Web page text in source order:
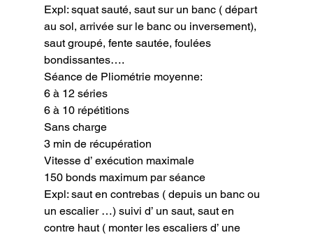
Expl: squat sauté, saut sur un banc ( départ
au sol, arrivée sur le banc ou inversement),
saut groupé, fente sautée, foulées
bondissantes….
Séance de Pliométrie moyenne:
6 à 12 séries
6 à 10 répétitions
Sans charge
3 min de récupération
Vitesse d’ exécution maximale
150 bonds maximum par séance
Expl: saut en contrebas ( depuis un banc ou
un escalier …) suivi d’ un saut, saut en
contre haut ( monter les escaliers d’ une